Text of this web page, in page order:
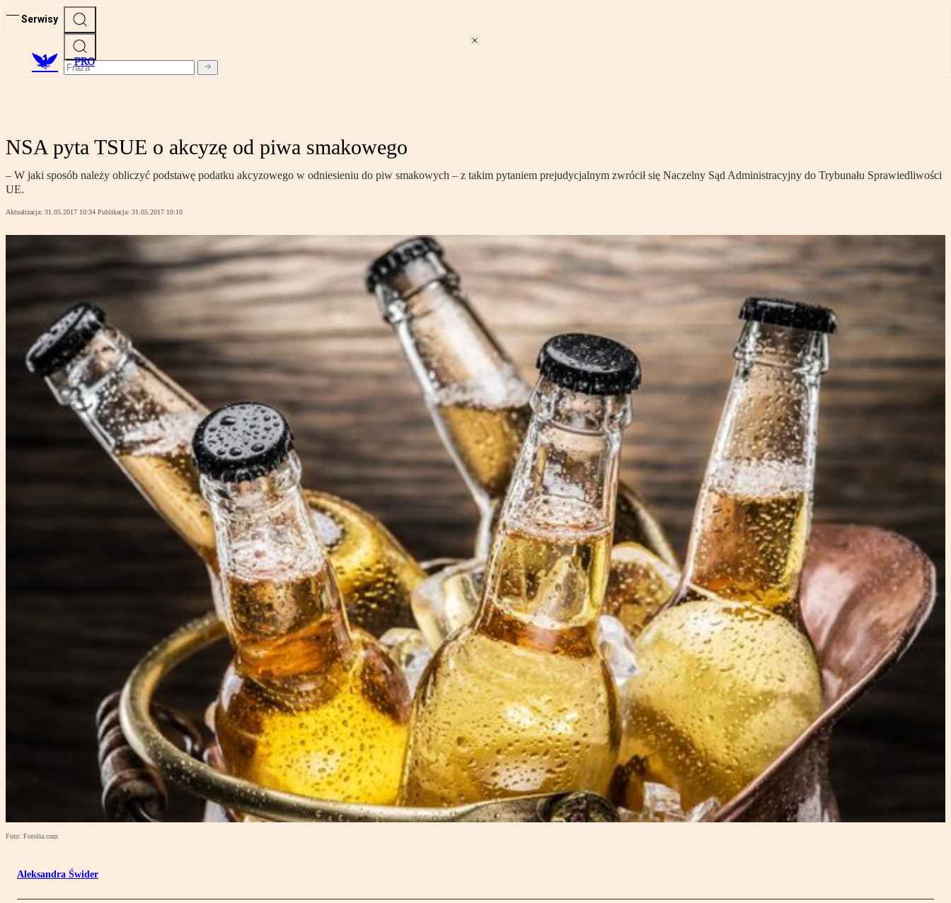
Serwisy
PRO
NSA pyta TSUE o akcyzę od piwa smakowego
– W jaki sposób należy obliczyć podstawę podatku akcyzowego w odniesieniu do piw smakowych – z takim pytaniem prejudycjalnym zwrócił się Naczelny Sąd Administracyjny do Trybunału Sprawiedliwości
UE.
Aktualizacja: 31.05.2017 10:34 Publikacja: 31.05.2017 10:10
Foto: Fotolia.com
Aleksandra Świder